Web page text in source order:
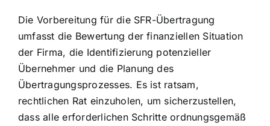
Die Vorbereitung für die SFR-Übertragung
umfasst die Bewertung der finanziellen Situation
der Firma, die Identifizierung potenzieller
Übernehmer und die Planung des
Übertragungsprozesses. Es ist ratsam,
rechtlichen Rat einzuholen, um sicherzustellen,
dass alle erforderlichen Schritte ordnungsgemäß